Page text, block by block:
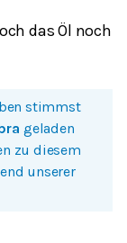
das Öl noch
stimmst
geladen
zu diesem
unserer